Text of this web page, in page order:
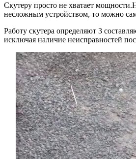
Скутеру просто не хватает
несложным устройством, то можно
Работу скутера определяют 3
исключая наличие неисправностей